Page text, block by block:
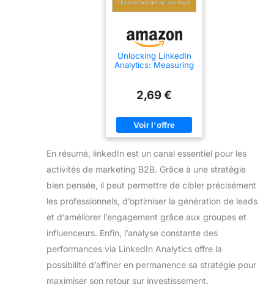
Unlocking LinkedIn
Analytics: Measuring
Pro: Mastering
Career Success
Networking
Platform) (English
Edition)
2,69 €
En résumé, linkedIn est un canal essentiel pour les
activités de marketing B2B. Grâce à une stratégie
bien pensée, il peut permettre de cibler précisément
les professionnels, d’optimiser la génération de leads
et d’améliorer l’engagement grâce aux groupes et
influenceurs. Enfin, l’analyse constante des
performances via LinkedIn Analytics offre la
possibilité d’affiner en permanence sa stratégie pour
maximiser son retour sur investissement.